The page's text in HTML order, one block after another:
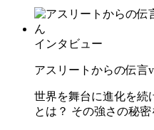
インタビュー
アスリートからの伝
世界を舞台に進化を
とは？ その強さの秘密